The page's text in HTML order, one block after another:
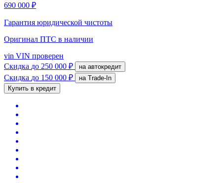
690 000 ₽
Гарантия юридической чистоты
Оригинал ПТС в наличии
vin VIN проверен
Скидка до 250 000 ₽ на автокредит
Скидка до 150 000 ₽
на Trade-In
Купить в кредит